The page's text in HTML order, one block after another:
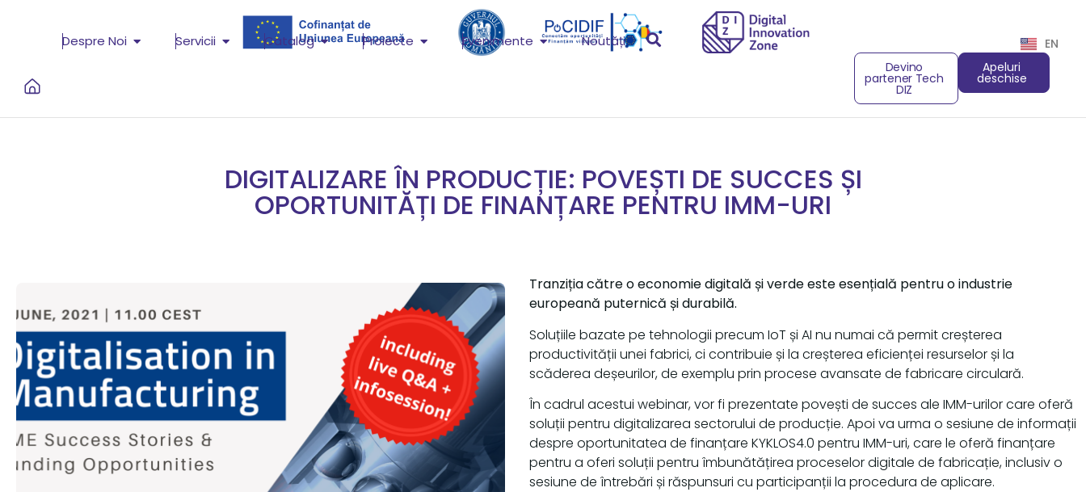
Despre Noi Servicii Catalog Proiecte Evenimente Noutăți
EN
Devino
partener Tech
DIZ
Apeluri
deschise
DIGITALIZARE ÎN PRODUCȚIE: POVEȘTI DE SUCCES ȘI
OPORTUNITĂȚI DE FINANȚARE PENTRU IMM-URI
Tranziția către o economie digitală și verde este esențială pentru o industrie
europeană puternică și durabilă.
Soluțiile bazate pe tehnologii precum IoT și AI nu numai că permit creșterea
productivității unei fabrici, ci contribuie și la creșterea eficienței resurselor și la
scăderea deșeurilor, de exemplu prin procese avansate de fabricare circulară.
În cadrul acestui webinar, vor fi prezentate povești de succes ale IMM-urilor care oferă
soluții pentru digitalizarea sectorului de producție. Apoi va urma o sesiune de informații
despre oportunitatea de finanțare KYKLOS4.0 pentru IMM-uri, care le oferă finanțare
pentru a oferi soluții pentru îmbunătățirea proceselor digitale de fabricație, inclusiv o
sesiune de întrebări și răspunsuri cu participanții la procedura de aplicare.